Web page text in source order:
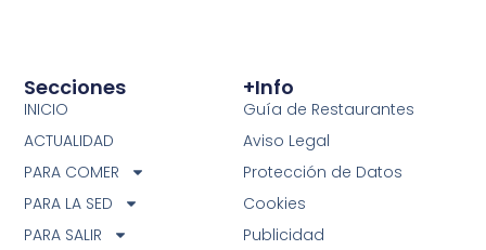
+info
Guía de Restaurantes
Aviso Legal
Protección de Datos
Cookies
Publicidad
Secciones
INICIO
ACTUALIDAD
PARA COMER
PARA LA SED
PARA SALIR